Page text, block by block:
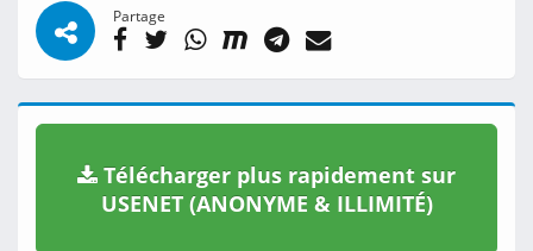
Partage
Télécharger plus rapidement sur
USENET (ANONYME & ILLIMITÉ)